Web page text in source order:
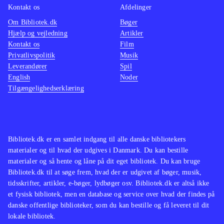
Bibliotek.dk er en samlet indgang til alle danske bibliotekers
materialer og til hvad der udgives i Danmark. Du kan bestille
materialer og så hente og låne på dit eget bibliotek. Du kan bruge
Bibliotek.dk til at søge frem, hvad der er udgivet af bøger, musik,
tidsskrifter, artikler, e-bøger, lydbøger osv. Bibliotek.dk er altså ikke
et fysisk bibliotek, men en database og service over hvad der findes på
danske offentlige biblioteker, som du kan bestille og få leveret til dit
lokale bibliotek.
Kontakt os
Om Bibliotek.dk
Hjælp og vejledning
Kontakt os
Privatlivspolitik
Leverandører
English
Tilgængelighedserklæring
Afdelinger
Bøger
Artikler
Film
Musik
Spil
Noder